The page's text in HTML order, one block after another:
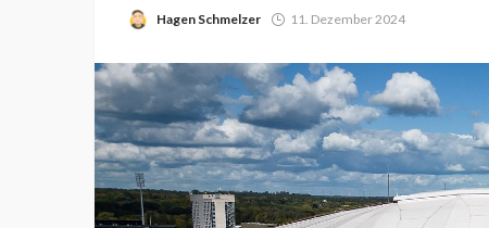
Hagen Schmelzer 11. Dezember 2024